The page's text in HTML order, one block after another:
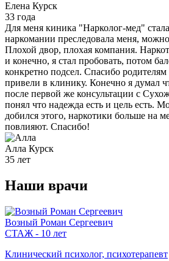
Елена Курск
33 года
Для меня киника "Нарколог-мед"
наркомании преследовала меня, можно
Плохой двор, плохая компания.
и конечно, я стал пробовать, потом
конкретно подсел. Спасибо
привели в клинику. Конечно я думал
после первой же консультации с
понял что надежда есть и цель есть.
добился этого, наркотики больше на
повлияют. Спасибо!
Алла Курск
35 лет
Наши врачи
Возный Роман Сергеевич
СТАЖ - 10 лет
Клинический психолог, психотерапевт